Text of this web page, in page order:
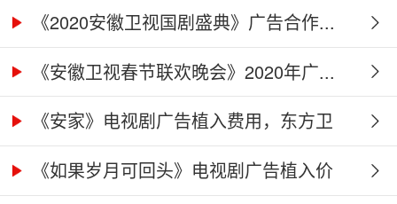
《2020安徽卫视国剧盛典》广告合作...
《安徽卫视春节联欢晚会》2020年广...
《安家》电视剧广告植入费用，东方卫
视...《如果岁月可回头》电视剧广告植入价